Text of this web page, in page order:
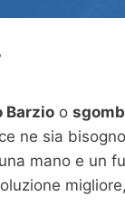
Barzio o
ne sia
mano e un